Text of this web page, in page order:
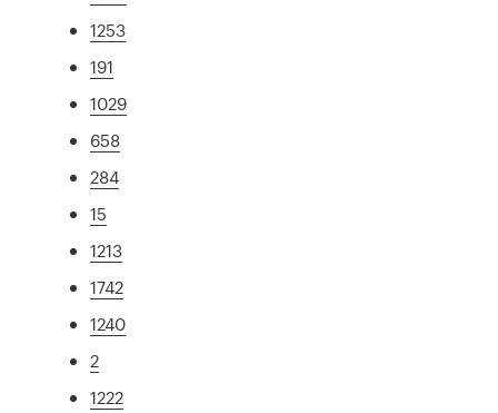
1253
191
1029
658
284
15
1213
1742
1240
2
1222